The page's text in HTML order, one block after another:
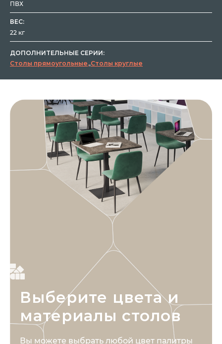
ПВХ
ВЕС:
22 кг
ДОПОЛНИТЕЛЬНЫЕ СЕРИИ:
Столы прямоугольные ,Столы круглые
Выберите цветаи
материалы столов
Вы можете выбрать любой цвет палитры